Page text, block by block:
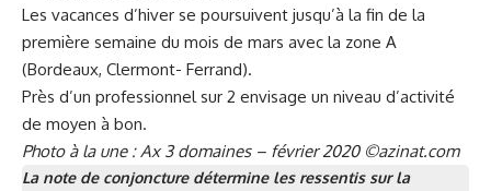
Les vacances d’hiver se poursuivent jusqu’à la fin de la
première semaine du mois de mars avec la zone A
(Bordeaux, Clermont- Ferrand).
Près d’un professionnel sur 2 envisage un niveau d’activité
de moyen à bon.
Photo à la une : Ax 3 domaines – février 2020 ©azinat.com
La note de conjoncture détermine les ressentis sur la